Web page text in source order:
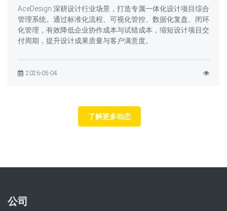
AceDesign 深耕设计行业场景，打造专属一体化设计项目综合
管理系统。通过标准化流程、可视化管控、数据化复盘、闭环
化管理，有效降低企业协作成本与试错成本，缩短设计项目交
付周期，提升设计成果质量与客户满意度。
2026-05-04
了解更多动态
公司